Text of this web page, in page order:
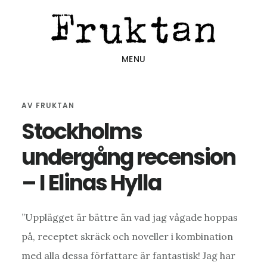
MENU
AV FRUKTAN
Stockholms
undergång recension
– I Elinas Hylla
”Upplägget är bättre än vad jag vågade hoppas
på, receptet skräck och noveller i kombination
med alla dessa författare är fantastisk! Jag har